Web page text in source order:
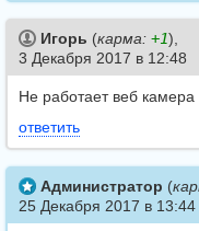
Игорь (карма: +1),
3 Декабря 2017 в 12:48
Не работает веб камера
ответить
Администратор (
25 Декабря 2017 в 13:44